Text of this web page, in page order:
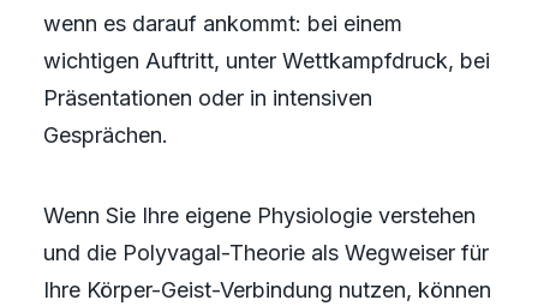
wenn es darauf ankommt: bei einem
wichtigen Auftritt, unter Wettkampfdruck, bei
Präsentationen oder in intensiven
Gesprächen.
Wenn Sie Ihre eigene Physiologie verstehen
und die Polyvagal-Theorie als Wegweiser für
Ihre Körper-Geist-Verbindung nutzen, können